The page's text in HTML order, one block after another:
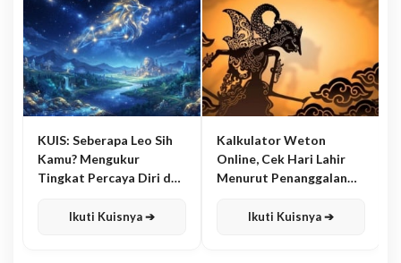
KUIS: Seberapa Leo Sih
Kamu? Mengukur
Tingkat Percaya Diri dan
Ikuti Kuisnya ➔
Kalkulator Weton
Online, Cek Hari Lahir
Menurut Penanggalan
Ikuti Kuisnya ➔